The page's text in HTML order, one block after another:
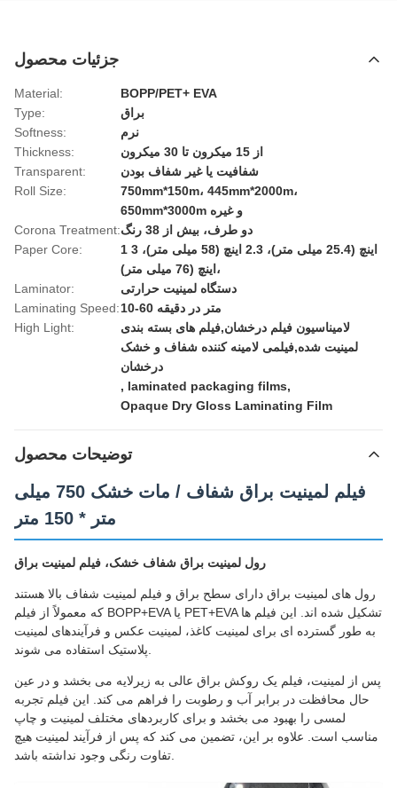
جزئیات محصول
Material:
BOPP/PET+ EVA
Type:
براق
Softness:
نرم
Thickness:
از 15 میکرون تا 30 میکرون
Transparent:
شفافیت یا غیر شفاف بودن
Roll Size:
750mm*150m، 445mm*2000m،
650mm*3000m و غیره
Corona Treatment:
دو طرف، بیش از 38 رنگ
Paper Core:
1 اینچ (25.4 میلی متر)، 2.3 اینچ (58 میلی متر)، 3
اینچ (76 میلی متر)،
Laminator:
دستگاه لمینیت حرارتی
Laminating Speed:
10-60 متر در دقیقه
High Light:
لامیناسیون فیلم درخشان,فیلم های بسته بندی
لمینیت شده,فیلمی لامینه کننده شفاف و خشک
درخشان
, laminated packaging films,
Opaque Dry Gloss Laminating Film
توضیحات محصول
فیلم لمینیت براق شفاف / مات خشک 750 میلی
متر * 150 متر
رول لمینیت براق شفاف خشک، فیلم لمینیت براق
رول های لمینیت براق دارای سطح براق و فیلم لمینیت شفاف بالا هستند
که معمولاً از فیلم BOPP+EVA یا PET+EVA تشکیل شده اند. این فیلم ها
به طور گسترده ای برای لمینیت کاغذ، لمینیت عکس و فرآیندهای لمینیت
پس از لمینیت، فیلم یک روکش براق عالی به زیرلایه می بخشد و در عین
حال محافظت در برابر آب و رطوبت را فراهم می کند. این فیلم تجربه
لمسی را بهبود می بخشد و برای کاربردهای مختلف لمینیت و چاپ
مناسب است. علاوه بر این، تضمین می کند که پس از فرآیند لمینیت هیچ